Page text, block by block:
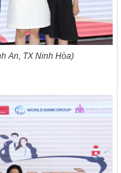
An, TX Ninh Hòa)